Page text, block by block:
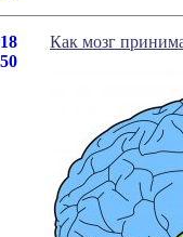
Как мозг